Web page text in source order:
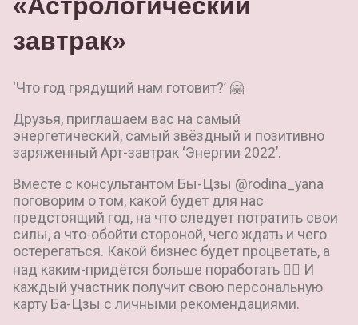
завтрак»
‘Что год грядущий нам готовит?’ 🤗
Друзья, приглашаем вас на самый
энергетический, самый звёздный и позитивно
заряженный Арт-завтрак ‘Энергии 2022’.
Вместе с консультантом Бы-Цзы @rodina_yana
поговорим о том, какой будет для нас
предстоящий год, на что следует потратить свои
силы, а что-обойти стороной, чего ждать и чего
остерегаться. Какой бизнес будет процветать, а
над каким-придётся больше поработать 👌🏻 И
каждый участник получит свою персональную
карту Ба-Цзы с личными рекомендациями.